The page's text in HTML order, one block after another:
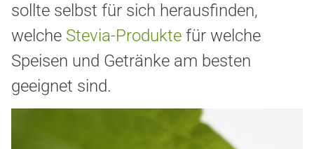
sollte selbst für sich herausfinden,
welche Stevia-Produkte für welche
Speisen und Getränke am besten
geeignet sind.